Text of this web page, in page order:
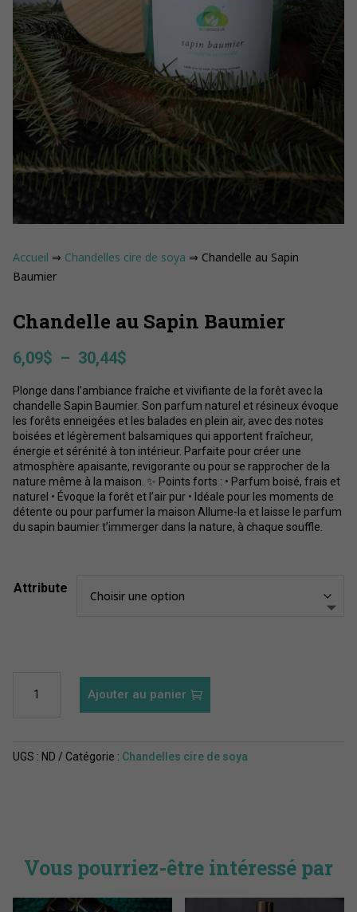
Accueil ⇒ Chandelles cire de soya ⇒ Chandelle au Sapin
Baumier
Chandelle au Sapin Baumier
6,09$ – 30,44$Plage
prix :
6,09$
à
30,44$
Plonge dans l’ambiance fraîche et vivifiante de la forêt avec la
chandelle Sapin Baumier. Son parfum naturel et résineux évoque
les forêts enneigées et les balades en plein air, avec des notes
boisées et légèrement balsamiques qui apportent fraîcheur,
énergie et sérénité à ton intérieur. Parfaite pour créer une
atmosphère apaisante, revigorante ou pour se rapprocher de la
nature même à la maison. ✨ Points forts : • Parfum boisé, frais et
naturel • Évoque la forêt et l’air pur • Idéale pour les moments de
détente ou pour parfumer la maison Allume-la et laisse le parfum
du sapin baumier t’immerger dans la nature, à chaque souffle.
Attribute
Sapin
Ajouter au panier
UGS : ND Catégorie : Chandelles cire de soya
Vous pourriez-être intéressé par